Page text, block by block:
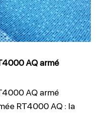
AQ armé
AQ armé
RT4000 AQ : la